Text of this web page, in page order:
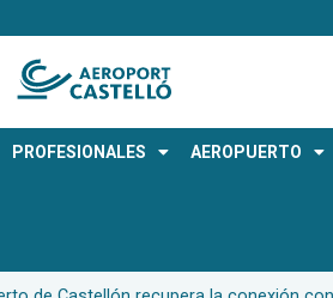
PROFESIONALES AEROPUERTO